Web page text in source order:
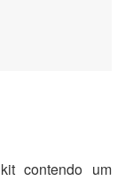
contendo um